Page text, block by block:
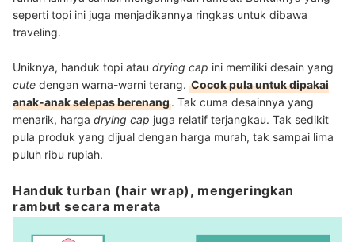
seperti topi ini juga menjadikannya ringkas untuk dibawa
traveling.
Uniknya, handuk topi atau drying cap ini memiliki desain yang
cute dengan warna-warni terang. Cocok pula untuk dipakai
anak-anak selepas berenang. Tak cuma desainnya yang
menarik, harga drying cap juga relatif terjangkau. Tak sedikit
pula produk yang dijual dengan harga murah, tak sampai lima
puluh ribu rupiah.
Handuk turban (hair wrap), mengeringkan
rambut secara merata